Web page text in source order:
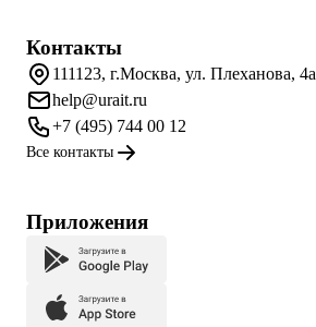
Контакты
111123, г.Москва, ул. Плеханова, 4а
help@urait.ru
+7 (495) 744 00 12
Все контакты
Приложения